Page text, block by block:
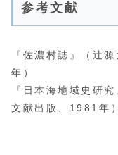
参考文献
『佐濃村誌』（辻
年）
『日本海地域史研
文献出版、1981年）